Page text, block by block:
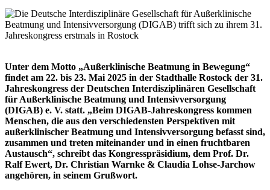
Unter dem Motto „Außerklinische Beatmung in Bewegung“
findet am 22. bis 23. Mai 2025 in der Stadthalle Rostock der 31.
Jahreskongress der Deutschen Interdisziplinären Gesellschaft
für Außerklinische Beatmung und Intensivversorgung
(DIGAB) e. V. statt. „Beim DIGAB-Jahreskongress kommen
Menschen, die aus den verschiedensten Perspektiven mit
außerklinischer Beatmung und Intensivversorgung befasst sind,
zusammen und treten miteinander und in einen fruchtbaren
Austausch“, schreibt das Kongresspräsidium, dem Prof. Dr.
Ralf Ewert, Dr. Christian Warnke & Claudia Lohse-Jarchow
angehören, in seinem Grußwort.